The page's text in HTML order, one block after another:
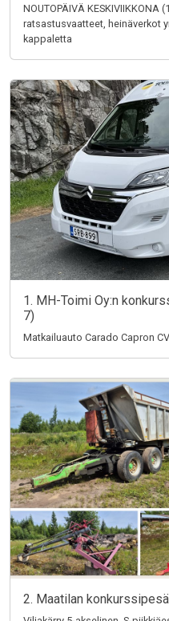
NOUTOPÄIVÄ KESKIVIIKKONA
ratsastusvaatteet, heinäverkot
kappaletta
1. MH-Toimi Oy:n
7)
Matkailuauto Carado Capron
2. Maatilan